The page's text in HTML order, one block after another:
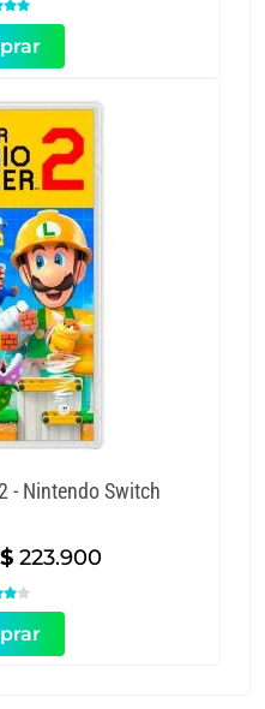
- Nintendo Switch
Original
price
was:
$ 273.900.
$ 223.900Current
